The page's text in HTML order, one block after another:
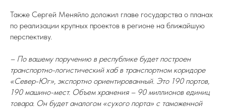
Также Сергей Меняйло доложил главе государства о планах
по реализации крупных проектов в регионе на ближайшую
перспективу.
– По вашему поручению в республике будет построен
транспортно-логистический хаб в транспортном коридоре
«Север-Юг», экспортно ориентированный. Это 190 портов,
190 машино-мест. Объем хранения – 90 миллионов единиц
товара. Он будет аналогом «сухого порта» с таможенной